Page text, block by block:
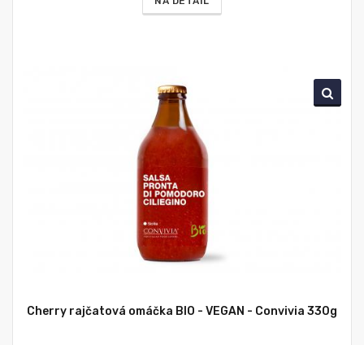
Cherry rajčatová omáčka BIO - VEGAN - Convivia 330g